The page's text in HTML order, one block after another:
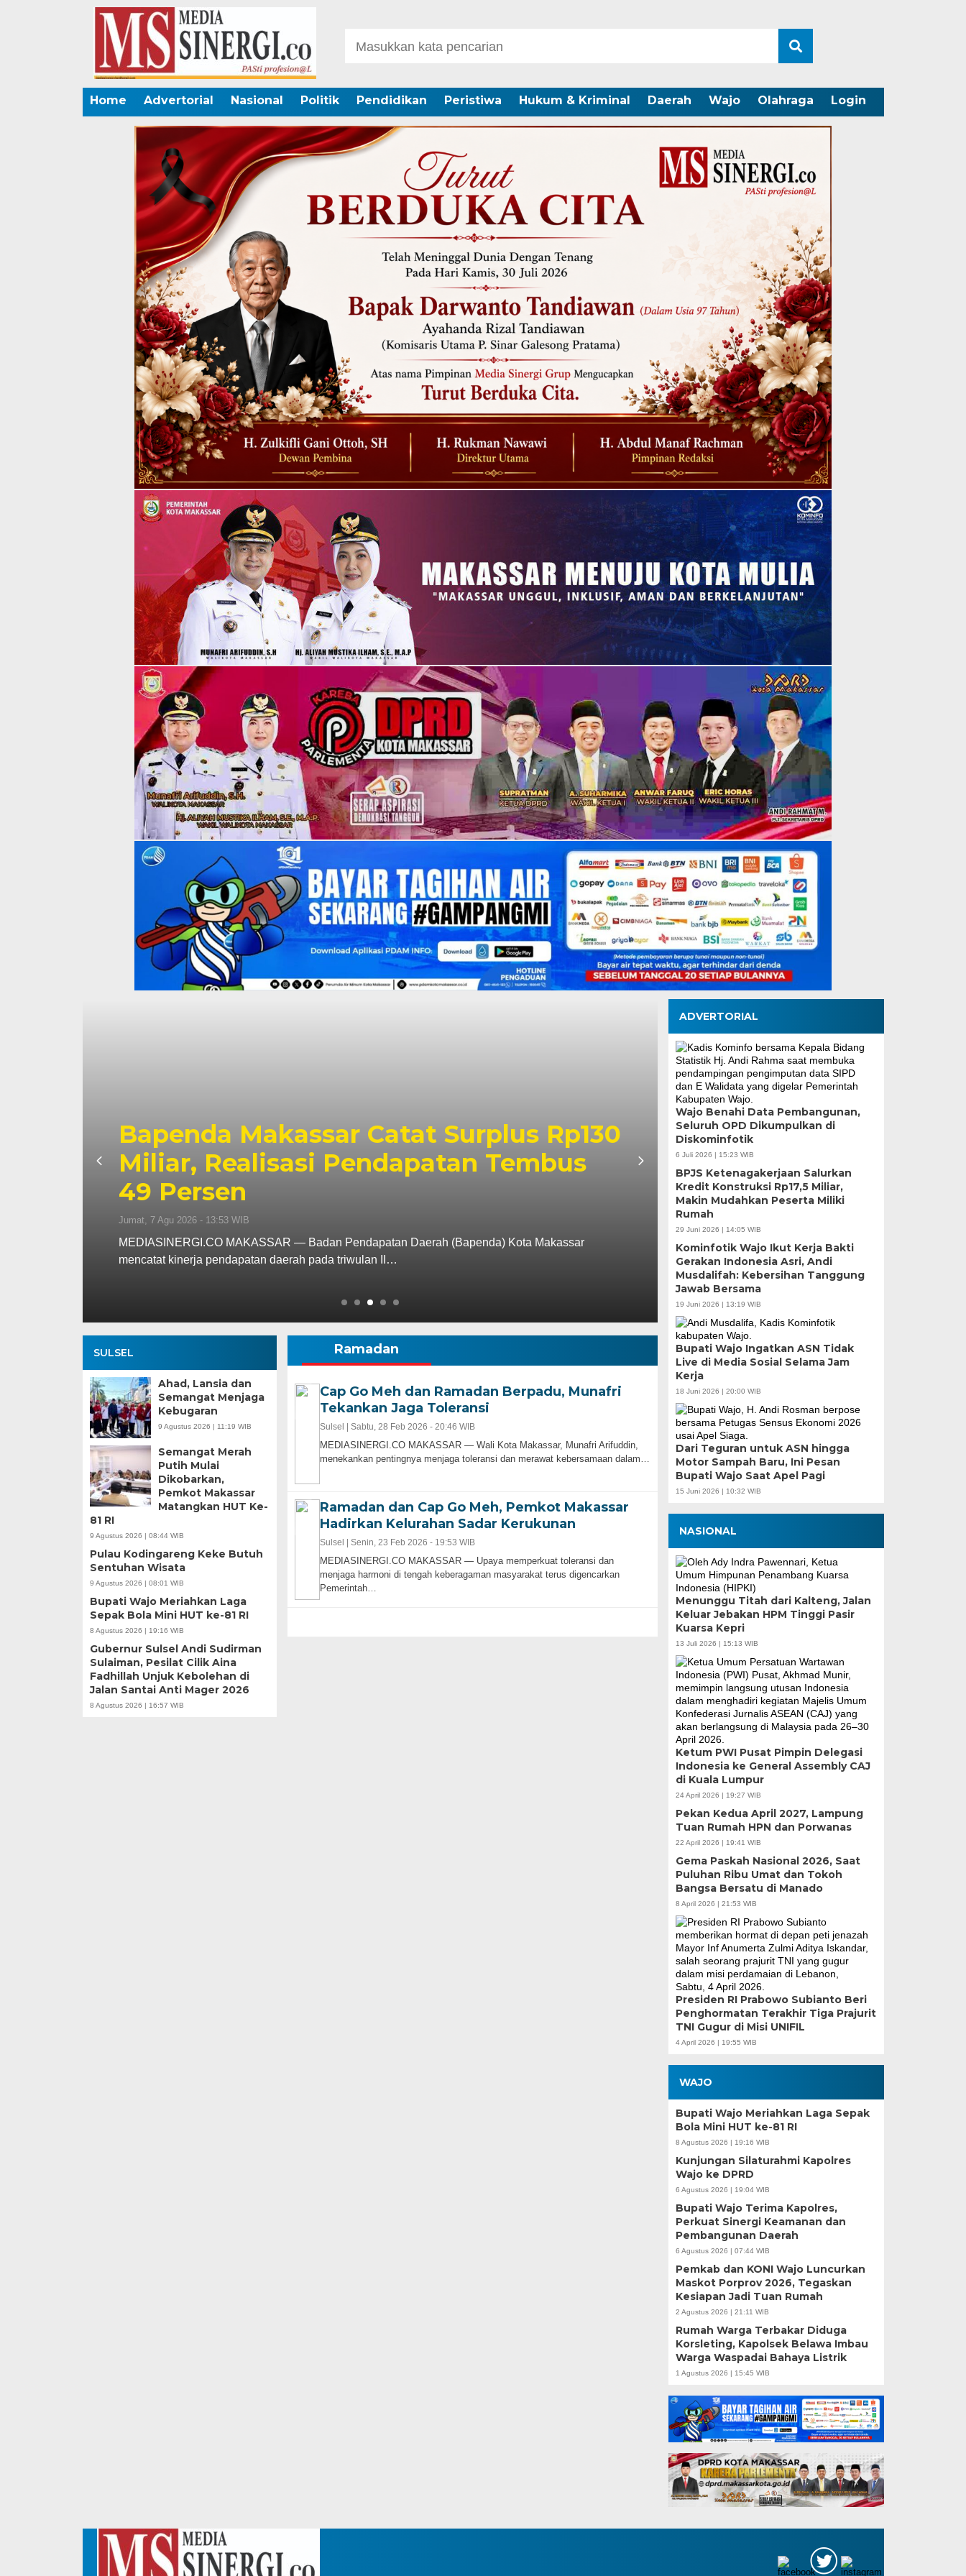
Home Advertorial Nasional Politik Pendidikan Peristiwa Hukum & Kriminal Daerah Wajo Olahraga Login
Pemkot Makassar Pastikan PSEL Tetap
Berjalan, Penetapan Lokasi Masih
Dibahas
Kamis, 6 Agu 2026 - 18:45 WIB
MEDIASINERGI.CO MAKASSAR — Wali Kota Makassar, Munafri Arifuddin, memastikan
Pemerintah Kota Makassar tetap membuka ruang dialog…
Pemkot Makassar
Perkuat Sinergi,
hingga
Fokus
Kamis, 6 Agu 2026 - 18:16 WIB
MEDIASINERGI.CO MAKASSAR — Pengurus
komitmennya menjadi mitra strategis Pemerintah
SULSEL
Ahad, Lansia dan
Semangat Menjaga
Kebugaran
9 Agustus 2026 | 11:19 WIB
Semangat Merah
Putih Mulai
Dikobarkan,
Pemkot Makassar
Matangkan HUT Ke-
81 RI
9 Agustus 2026 | 08:44 WIB
Pulau Kodingareng Keke Butuh
Sentuhan Wisata
9 Agustus 2026 | 08:01 WIB
Bupati Wajo Meriahkan Laga
Sepak Bola Mini HUT ke-81 RI
8 Agustus 2026 | 19:16 WIB
Gubernur Sulsel Andi Sudirman
Sulaiman, Pesilat Cilik Aina
Fadhillah Unjuk Kebolehan di
Jalan Santai Anti Mager 2026
8 Agustus 2026 | 16:57 WIB
Ramadan
Cap Go Meh dan Ramadan Berpadu, Munafri
Tekankan Jaga Toleransi
Sulsel | Sabtu, 28 Feb 2026 - 20:46 WIB
MEDIASINERGI.CO MAKASSAR — Wali Kota Makassar, Munafri Arifuddin,
menekankan pentingnya menjaga toleransi dan merawat kebersamaan dalam…
Ramadan dan Cap Go Meh, Pemkot Makassar
Hadirkan Kelurahan Sadar Kerukunan
Sulsel | Senin, 23 Feb 2026 - 19:53 WIB
MEDIASINERGI.CO MAKASSAR — Upaya memperkuat toleransi dan
menjaga harmoni di tengah keberagaman masyarakat terus digencarkan
Pemerintah…
ADVERTORIAL
Wajo Benahi Data Pembangunan,
Seluruh OPD Dikumpulkan di
Diskominfotik
6 Juli 2026 | 15:23 WIB
BPJS Ketenagakerjaan Salurkan
Kredit Konstruksi Rp17,5 Miliar,
Makin Mudahkan Peserta Miliki
Rumah
29 Juni 2026 | 14:05 WIB
Kominfotik Wajo Ikut Kerja Bakti
Gerakan Indonesia Asri, Andi
Musdalifah: Kebersihan Tanggung
Jawab Bersama
19 Juni 2026 | 13:19 WIB
Bupati Wajo Ingatkan ASN Tidak
Live di Media Sosial Selama Jam
Kerja
18 Juni 2026 | 20:00 WIB
Dari Teguran untuk ASN hingga
Motor Sampah Baru, Ini Pesan
Bupati Wajo Saat Apel Pagi
15 Juni 2026 | 10:32 WIB
NASIONAL
Menunggu Titah dari Kalteng, Jalan
Keluar Jebakan HPM Tinggi Pasir
Kuarsa Kepri
13 Juli 2026 | 15:13 WIB
Ketum PWI Pusat Pimpin Delegasi
Indonesia ke General Assembly CAJ
di Kuala Lumpur
24 April 2026 | 19:27 WIB
Pekan Kedua April 2027, Lampung
Tuan Rumah HPN dan Porwanas
22 April 2026 | 19:41 WIB
Gema Paskah Nasional 2026, Saat
Puluhan Ribu Umat dan Tokoh
Bangsa Bersatu di Manado
8 April 2026 | 21:53 WIB
Presiden RI Prabowo Subianto Beri
Penghormatan Terakhir Tiga Prajurit
TNI Gugur di Misi UNIFIL
4 April 2026 | 19:55 WIB
WAJO
Bupati Wajo Meriahkan Laga Sepak
Bola Mini HUT ke-81 RI
8 Agustus 2026 | 19:16 WIB
Kunjungan Silaturahmi Kapolres
Wajo ke DPRD
6 Agustus 2026 | 19:04 WIB
Bupati Wajo Terima Kapolres,
Perkuat Sinergi Keamanan dan
Pembangunan Daerah
6 Agustus 2026 | 07:44 WIB
Pemkab dan KONI Wajo Luncurkan
Maskot Porprov 2026, Tegaskan
Kesiapan Jadi Tuan Rumah
2 Agustus 2026 | 21:11 WIB
Rumah Warga Terbakar Diduga
Korsleting, Kapolsek Belawa Imbau
Warga Waspadai Bahaya Listrik
1 Agustus 2026 | 15:45 WIB